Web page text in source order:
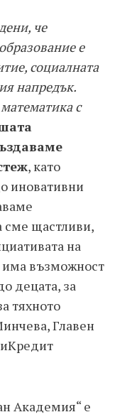
че
е
социалната
напредък.
с
, като
иновативни
сме щастливи,
на
има възможност
децата, за
тяхното
Главен
Академия“ е